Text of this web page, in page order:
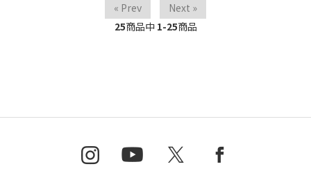
« Prev
Next »
25商品中 1-25商品